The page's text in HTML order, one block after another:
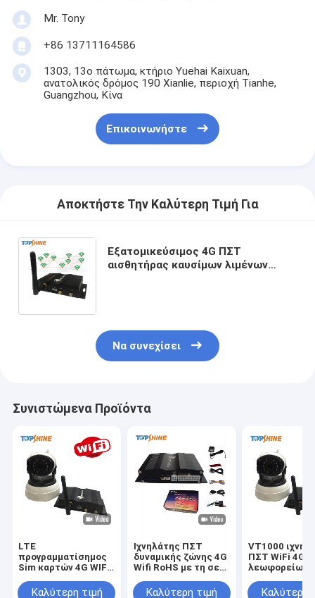
Mr. Tony
+86 13711164586
1303, 13ο πάτωμα, κτήριο Yuehai Kaixuan,
ανατολικός δρόμος 190 Xianlie, περιοχή Tianhe,
Guangzhou, Κίνα
Επικοινωνήστε
Αποκτήστε Την Καλύτερη Τιμή Για
Εξατομικεύσιμος 4G ΠΣΤ
αισθητήρας καυσίμων λιμένων
Να συνεχίσει
Συνιστώμενα Προϊόντα
LTE
προγραμματίσημος
Sim καρτών 4G WIFI
λιμένων συσκευών
Καλύτερη τιμή
Ιχνηλάτης ΠΣΤ
δυναμικής ζώνης 4G
Wifi RoHS με τη σε
τηλεοπτική Drive
Καλύτερη τιμή
VT1000
ΠΣΤ WiFi 4G
λεωφορείων
φορτηγών
Καλύτερη